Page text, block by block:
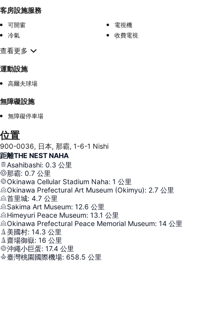
客房設施服務
可開窗
電視機
冷氣
收費電視
查看更多
運動設施
高爾夫球場
無障礙設施
無障礙停車場
位置
900-0036, 日本, 那霸, 1-6-1 Nishi
距離THE NEST NAHA
Asahibashi: 0.3 公里
那霸: 0.7 公里
Okinawa Cellular Stadium Naha: 1 公里
Okinawa Prefectural Art Museum (Okimyu): 2.7 公里
首里城: 4.7 公里
Sakima Art Museum: 12.6 公里
Himeyuri Peace Museum: 13.1 公里
Okinawa Prefectural Peace Memorial Museum: 14 公里
美國村: 14.3 公里
齋場御嶽: 16 公里
沖繩小巨蛋: 17.4 公里
臺灣桃園國際機場: 658.5 公里